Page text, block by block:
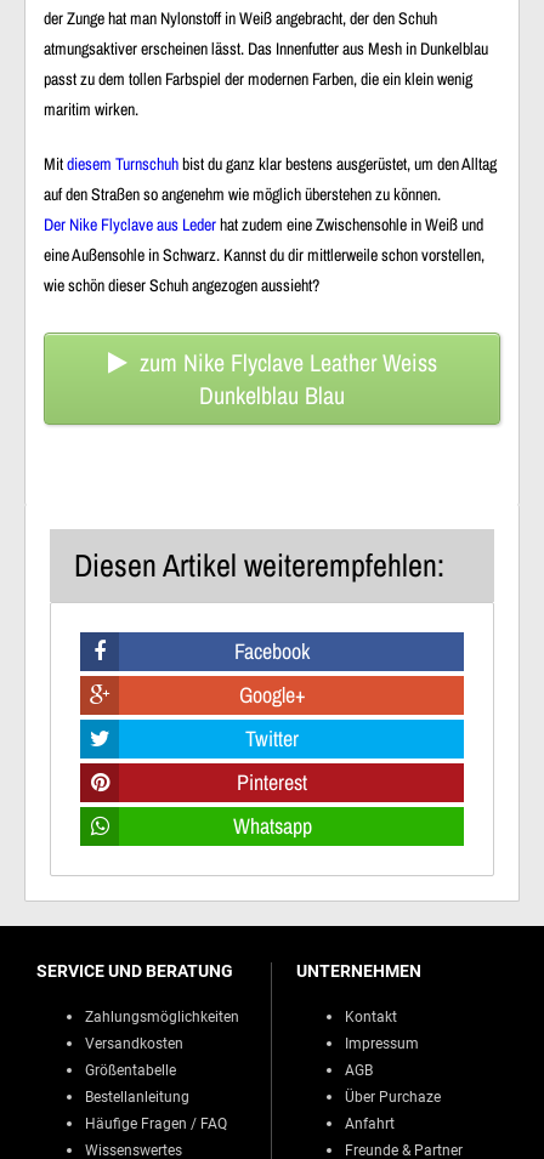
der Zunge hat man Nylonstoff in Weiß angebracht, der den Schuh
atmungsaktiver erscheinen lässt. Das Innenfutter aus Mesh in Dunkelblau
passt zu dem tollen Farbspiel der modernen Farben, die ein klein wenig
maritim wirken.
Mitdiesem Turnschuhbist du ganz klar bestens ausgerüstet, um den Alltag
auf den Straßen so angenehm wie möglich überstehen zu können.
Der Nike Flyclave aus Lederhat zudem eine Zwischensohle in Weiß und
eine Außensohle in Schwarz. Kannst du dir mittlerweile schon vorstellen,
wie schön dieser Schuh angezogen aussieht?
zum Nike Flyclave Leather Weiss
Dunkelblau Blau
Diesen Artikel weiterempfehlen:
Facebook
Google+
Twitter
Pinterest
Whatsapp
SERVICE UND BERATUNG
Zahlungsmöglichkeiten
Versandkosten
Größentabelle
Bestellanleitung
Häufige Fragen / FAQ
Wissenswertes
UNTERNEHMEN
Kontakt
Impressum
AGB
Über Purchaze
Anfahrt
Freunde & Partner